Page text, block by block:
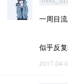
一周目
似乎反
2017-04-